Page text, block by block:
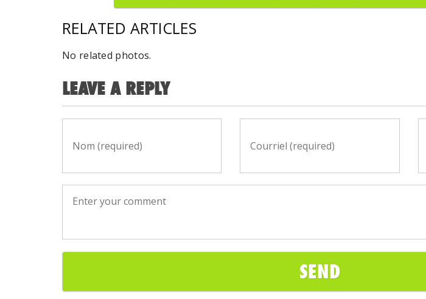
RELATED ARTICLES
No related photos.
LEAVE A REPLY